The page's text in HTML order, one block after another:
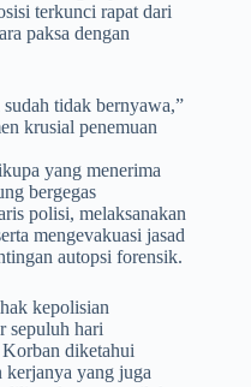
terkunci rapat dari
paksa dengan
tidak bernyawa,”
krusial penemuan
yang menerima
bergegas
polisi, melaksanakan
mengevakuasi jasad
autopsi forensik.
kepolisian
sepuluh hari
diketahui
kerjanya yang juga